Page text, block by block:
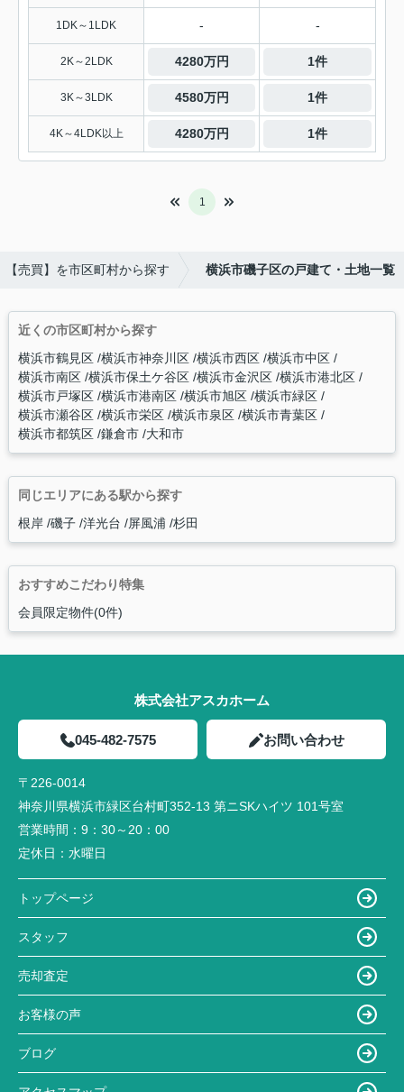
1DK～1LDK - -
2K～2LDK 4280万円 1件
3K～3LDK 4580万円 1件
4K～4LDK以上 4280万円 1件
1
【売買】を市区町村から探す 横浜市磯子区の戸建て・土地一覧
近くの市区町村から探す
横浜市鶴見区 横浜市神奈川区 横浜市西区 横浜市中区
横浜市南区 横浜市保土ケ谷区 横浜市金沢区 横浜市港北区
横浜市戸塚区 横浜市港南区 横浜市旭区 横浜市緑区
横浜市瀬谷区 横浜市栄区 横浜市泉区 横浜市青葉区
横浜市都筑区 鎌倉市 大和市
同じエリアにある駅から探す
根岸 磯子 洋光台 屏風浦 杉田
おすすめこだわり特集
会員限定物件(0件)
株式会社アスカホーム
045-482-7575 お問い合わせ
〒226-0014
神奈川県横浜市緑区台村町352-13 第ニSKハイツ 101号室
営業時間： 9：30～20：00
定休日： 水曜日
トップページ
スタッフ
売却査定
お客様の声
ブログ